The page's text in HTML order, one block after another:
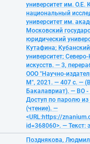
университет им. О.Е.
национальный
университет им.
Московский
юридический
Кутафина;
университет;
искусств. — 3,
ООО "Научно-
М", 2021. — 407 с. —
Бакалавриат). — ВО
Доступ по паролю из
(чтение). —
<URL:https://
id=368060>. — Текст:
Позднякова,